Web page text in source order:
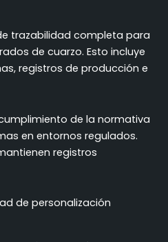
trazabilidad completa para
de cuarzo. Esto incluye
registros de producción e
de la normativa
en entornos regulados.
registros
de personalización